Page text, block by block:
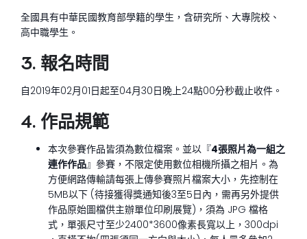
全國具有中華民國教育部學籍的學生，含研究所、大專院校、
高中職學生。
3. 報名時間
自2019年02月01日起至04月30日晚上24點00分秒截止收件。
4. 作品規範
本次參賽作品皆須為數位檔案。並以『4張照片為一組之
連作作品』參賽，不限定使用數位相機所攝之相片。為
方便網路傳輸請每張上傳參賽照片檔案大小，先控制在
5MB以下 (待接獲得獎通知後3至5日內，需再另外提供
作品原始圖檔供主辦單位印刷展覽)，須為 JPG 檔格
式，單張尺寸至少2400*3600像素長寬以上，300dpi